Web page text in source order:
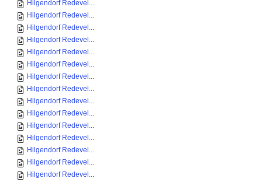
Hilgendorf Redevel...
Hilgendorf Redevel...
Hilgendorf Redevel...
Hilgendorf Redevel...
Hilgendorf Redevel...
Hilgendorf Redevel...
Hilgendorf Redevel...
Hilgendorf Redevel...
Hilgendorf Redevel...
Hilgendorf Redevel...
Hilgendorf Redevel...
Hilgendorf Redevel...
Hilgendorf Redevel...
Hilgendorf Redevel...
Hilgendorf Redevel...